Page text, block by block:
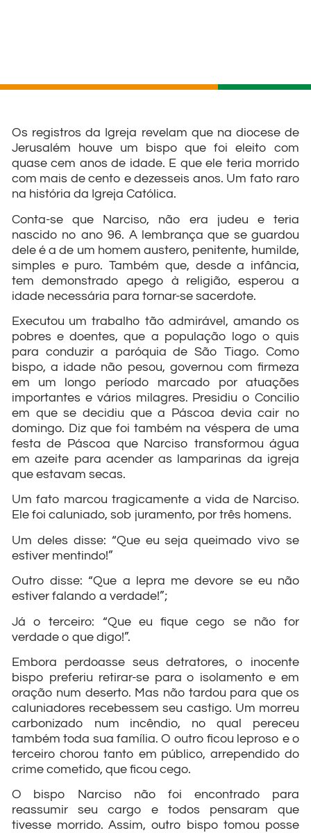
Os registros da Igreja revelam que na diocese de
Jerusalém houve um bispo que foi eleito com
quase cem anos de idade. E que ele teria morrido
com mais de cento e dezesseis anos. Um fato raro
na história da Igreja Católica.
Conta-se que Narciso, não era judeu e teria
nascido no ano 96. A lembrança que se guardou
dele é a de um homem austero, penitente, humilde,
simples e puro. Também que, desde a infância,
tem demonstrado apego à religião, esperou a
idade necessária para tornar-se sacerdote.
Executou um trabalho tão admirável, amando os
pobres e doentes, que a população logo o quis
para conduzir a paróquia de São Tiago. Como
bispo, a idade não pesou, governou com firmeza
em um longo período marcado por atuações
importantes e vários milagres. Presidiu o Concilio
em que se decidiu que a Páscoa devia cair no
domingo. Diz que foi também na véspera de uma
festa de Páscoa que Narciso transformou água
em azeite para acender as lamparinas da igreja
que estavam secas.
Um fato marcou tragicamente a vida de Narciso.
Ele foi caluniado, sob juramento, por três homens.
Um deles disse: “Que eu seja queimado vivo se
estiver mentindo!”
Outro disse: “Que a lepra me devore se eu não
estiver falando a verdade!”;
Já o terceiro: “Que eu fique cego se não for
verdade o que digo!”.
Embora perdoasse seus detratores, o inocente
bispo preferiu retirar-se para o isolamento e em
oração num deserto. Mas não tardou para que os
caluniadores recebessem seu castigo. Um morreu
carbonizado num incêndio, no qual pereceu
também toda sua família. O outro ficou leproso e o
terceiro chorou tanto em público, arrependido do
crime cometido, que ficou cego.
O bispo Narciso não foi encontrado para
reassumir seu cargo e todos pensaram que
tivesse morrido. Assim, outro bispo tomou posse